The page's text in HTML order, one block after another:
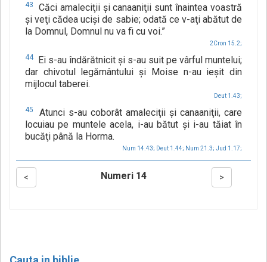
43
Căci amaleciţii şi canaaniţii sunt înaintea voastră
şi veţi cădea ucişi de sabie; odată ce v-aţi abătut de
la Domnul, Domnul nu va fi cu voi.”
2Cron 15.2;
44
Ei s-au îndărătnicit şi s-au suit pe vârful muntelui;
dar chivotul legământului şi Moise n-au ieşit din
mijlocul taberei.
Deut 1.43;
45
Atunci s-au coborât amaleciţii şi canaaniţii, care
locuiau pe muntele acela, i-au bătut şi i-au tăiat în
bucăţi până la Horma.
Num 14.43; Deut 1.44; Num 21.3; Jud 1.17;
< Numeri 14 >